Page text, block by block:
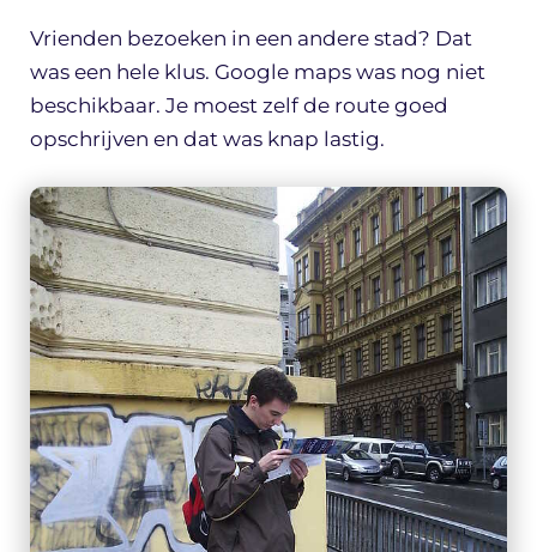
Vrienden bezoeken in een andere stad? Dat
was een hele klus. Google maps was nog niet
beschikbaar. Je moest zelf de route goed
opschrijven en dat was knap lastig.